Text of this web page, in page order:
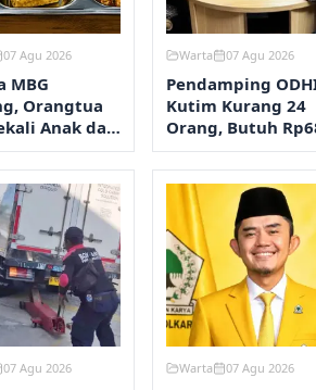
07 Agu 2026
MBG
Orangtua
Anak dari
Warta 07 Agu 2026
Pendamping
Kutim Kurang 24
Orang, Butuh
Juta per Tahun
07 Agu 2026 Warta 07 Agu 2026